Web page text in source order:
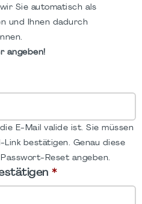
Sie automatisch als
und Ihnen dadurch
angeben!
E-Mail valide ist. Sie müssen
bestätigen. Genau diese
Reset angeben.
*